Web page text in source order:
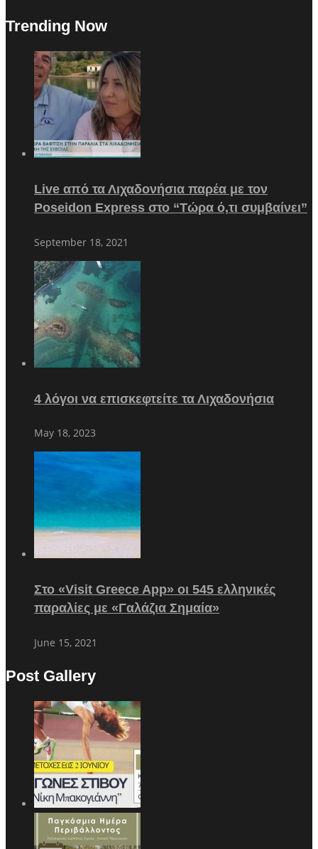
Trending Now
Live από τα Λιχαδονήσια παρέα με τον
Poseidon Express στο “Τώρα ό,τι συμβαίνει”
September 18, 2021
4 λόγοι να επισκεφτείτε τα Λιχαδονήσια
May 18, 2023
Στο «Visit Greece App» οι 545 ελληνικές
παραλίες με «Γαλάζια Σημαία»
June 15, 2021
Post Gallery